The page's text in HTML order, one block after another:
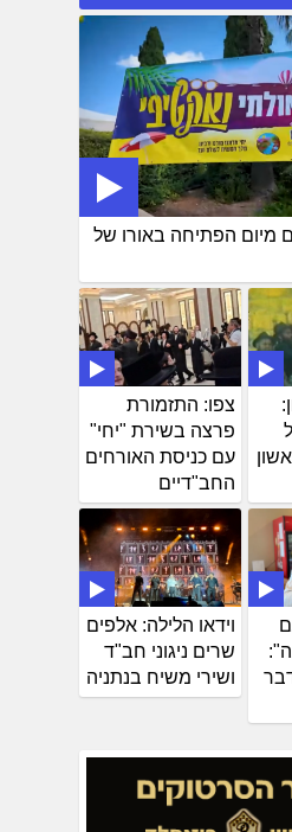
מיום הפתיחה באורו של
צפו: התזמורת
פרצה בשירת "יחי"
עם כניסת האורחים
החב"דיים
וידאו הלילה: אלפים
שרים ניגוני חב"ד
ושירי משיח בנתניה